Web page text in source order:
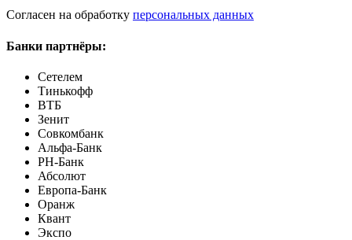
Согласен на обработку персональных данных
Банки партнёры:
Сетелем
Тинькофф
ВТБ
Зенит
Совкомбанк
Альфа-Банк
РН-Банк
Абсолют
Европа-Банк
Оранж
Квант
Экспо